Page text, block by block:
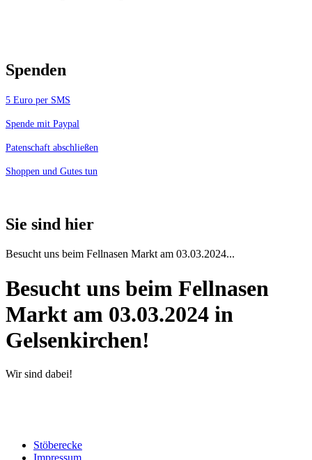
Spenden
5 Euro per SMS
Spende mit Paypal
Patenschaft abschließen
Shoppen und Gutes tun
Sie sind hier
Besucht uns beim Fellnasen Markt am 03.03.2024...
Besucht uns beim Fellnasen
Markt am 03.03.2024 in
Gelsenkirchen!
Wir sind dabei!
Stöberecke
Impressum